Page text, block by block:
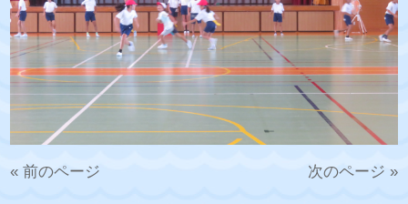
« 前のページ 次のページ »